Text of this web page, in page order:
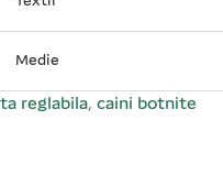
Medie
reglabila, caini botnite